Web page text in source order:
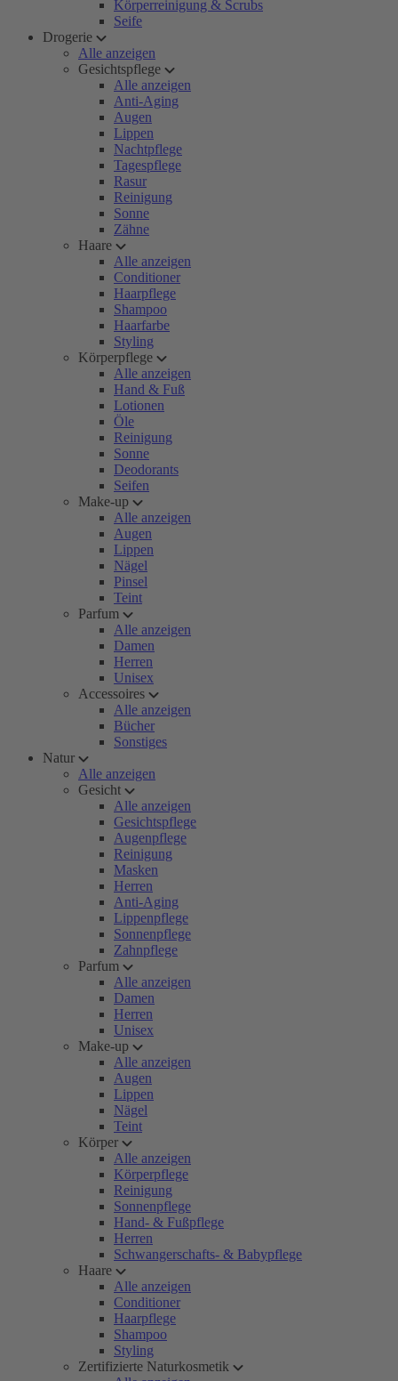
Körperreinigung & Scrubs
Seife
Drogerie
Alle anzeigen
Gesichtspflege
Alle anzeigen
Anti-Aging
Augen
Lippen
Nachtpflege
Tagespflege
Rasur
Reinigung
Sonne
Zähne
Haare
Alle anzeigen
Conditioner
Haarpflege
Shampoo
Haarfarbe
Styling
Körperpflege
Alle anzeigen
Hand & Fuß
Lotionen
Öle
Reinigung
Sonne
Deodorants
Seifen
Make-up
Alle anzeigen
Augen
Lippen
Nägel
Pinsel
Teint
Parfum
Alle anzeigen
Damen
Herren
Unisex
Accessoires
Alle anzeigen
Bücher
Sonstiges
Natur
Alle anzeigen
Gesicht
Alle anzeigen
Gesichtspflege
Augenpflege
Reinigung
Masken
Herren
Anti-Aging
Lippenpflege
Sonnenpflege
Zahnpflege
Parfum
Alle anzeigen
Damen
Herren
Unisex
Make-up
Alle anzeigen
Augen
Lippen
Nägel
Teint
Körper
Alle anzeigen
Körperpflege
Reinigung
Sonnenpflege
Hand- & Fußpflege
Herren
Schwangerschafts- & Babypflege
Haare
Alle anzeigen
Conditioner
Haarpflege
Shampoo
Styling
Zertifizierte Naturkosmetik